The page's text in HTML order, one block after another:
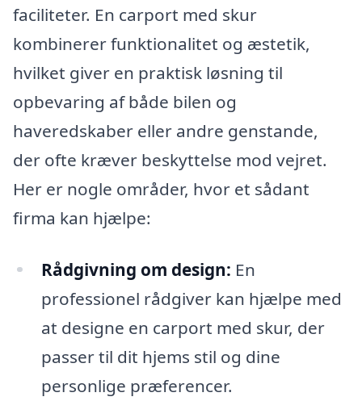
faciliteter. En carport med skur
kombinerer funktionalitet og æstetik,
hvilket giver en praktisk løsning til
opbevaring af både bilen og
haveredskaber eller andre genstande,
der ofte kræver beskyttelse mod vejret.
Her er nogle områder, hvor et sådant
firma kan hjælpe:
Rådgivning om design: En
professionel rådgiver kan hjælpe med
at designe en carport med skur, der
passer til dit hjems stil og dine
personlige præferencer.